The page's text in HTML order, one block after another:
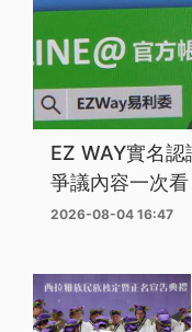
EZ WAY實名
爭議內容一次看
2026-08-04 16:47